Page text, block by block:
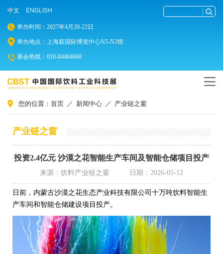
中文 ENGLISH
举办时间：2027年4月20-22日
举办地点：上海新国际博览中心N5-N3馆
展会热线：010-84464668
您的位置： 首页 ／ 新闻中心 ／ 产业链之窗
产业链之窗
投资2.4亿元 沙漠之花智能生产车间及智能仓储项目投产
来源：饮料产业链之窗 日期：2026-05-12
日前，内蒙古沙漠之花生态产业科技有限公司十万吨饮料智能生
产车间和智能仓储建设项目投产。